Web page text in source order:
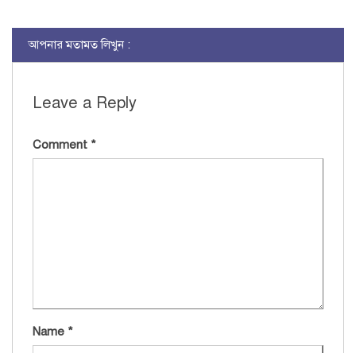
আপনার মতামত লিখুন :
Leave a Reply
Comment *
Name *